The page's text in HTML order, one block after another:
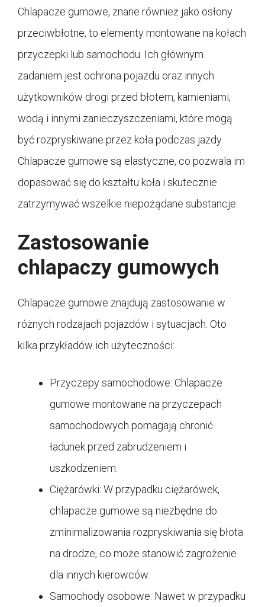
Chlapacze gumowe, znane również jako osłony
przeciwbłotne, to elementy montowane na kołach
przyczepki lub samochodu. Ich głównym
zadaniem jest ochrona pojazdu oraz innych
użytkowników drogi przed błotem, kamieniami,
wodą i innymi zanieczyszczeniami, które mogą
być rozpryskiwane przez koła podczas jazdy.
Chlapacze gumowe są elastyczne, co pozwala im
dopasować się do kształtu koła i skutecznie
zatrzymywać wszelkie niepożądane substancje.
Zastosowanie
chlapaczy gumowych
Chlapacze gumowe znajdują zastosowanie w
różnych rodzajach pojazdów i sytuacjach. Oto
kilka przykładów ich użyteczności:
Przyczepy samochodowe: Chlapacze
gumowe montowane na przyczepach
samochodowych pomagają chronić
ładunek przed zabrudzeniem i
uszkodzeniem.
Ciężarówki: W przypadku ciężarówek,
chlapacze gumowe są niezbędne do
zminimalizowania rozpryskiwania się błota
na drodze, co może stanowić zagrożenie
dla innych kierowców.
Samochody osobowe: Nawet w przypadku